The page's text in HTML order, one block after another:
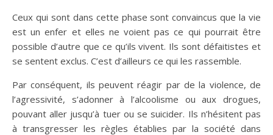
Ceux qui sont dans cette phase sont convaincus que la vie
est un enfer et elles ne voient pas ce qui pourrait être
possible d’autre que ce qu’ils vivent. Ils sont défaitistes et
se sentent exclus. C’est d’ailleurs ce qui les rassemble.
Par conséquent, ils peuvent réagir par de la violence, de
l’agressivité, s’adonner à l’alcoolisme ou aux drogues,
pouvant aller jusqu’à tuer ou se suicider. Ils n’hésitent pas
à transgresser les règles établies par la société dans